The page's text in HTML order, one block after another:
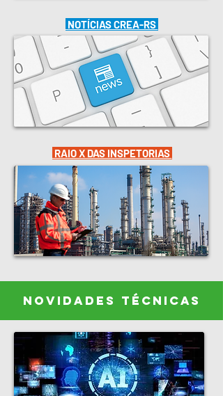
NOTÍCIAS CREA-RS
RAIO X DAS INSPETORIAS
NOVIDADES TÉCNICAS